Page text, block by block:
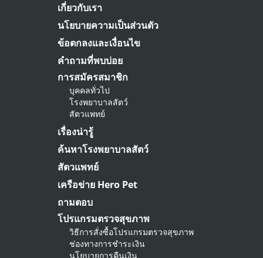
เกี่ยวกับเรา
นโยบายความเป็นส่วนตัว
ข้อตกลงและเงื่อนไข
คำถามที่พบบ่อย
การสมัครสมาชิก
บุคคลทั่วไป
โรงพยาบาลสัตว์
สัตวแพทย์
เรื่องน่ารู้
ค้นหาโรงพยาบาลสัตว์
สัตวแพทย์
เครือข่าย Hero Pet
ถามตอบ
โปรแกรมตรวจสุขภาพ
วิธีการสั่งซื้อโปรแกรมตรวจสุขภาพ
ช่องทางการชำระเงิน
นโยบายการคืนเงิน